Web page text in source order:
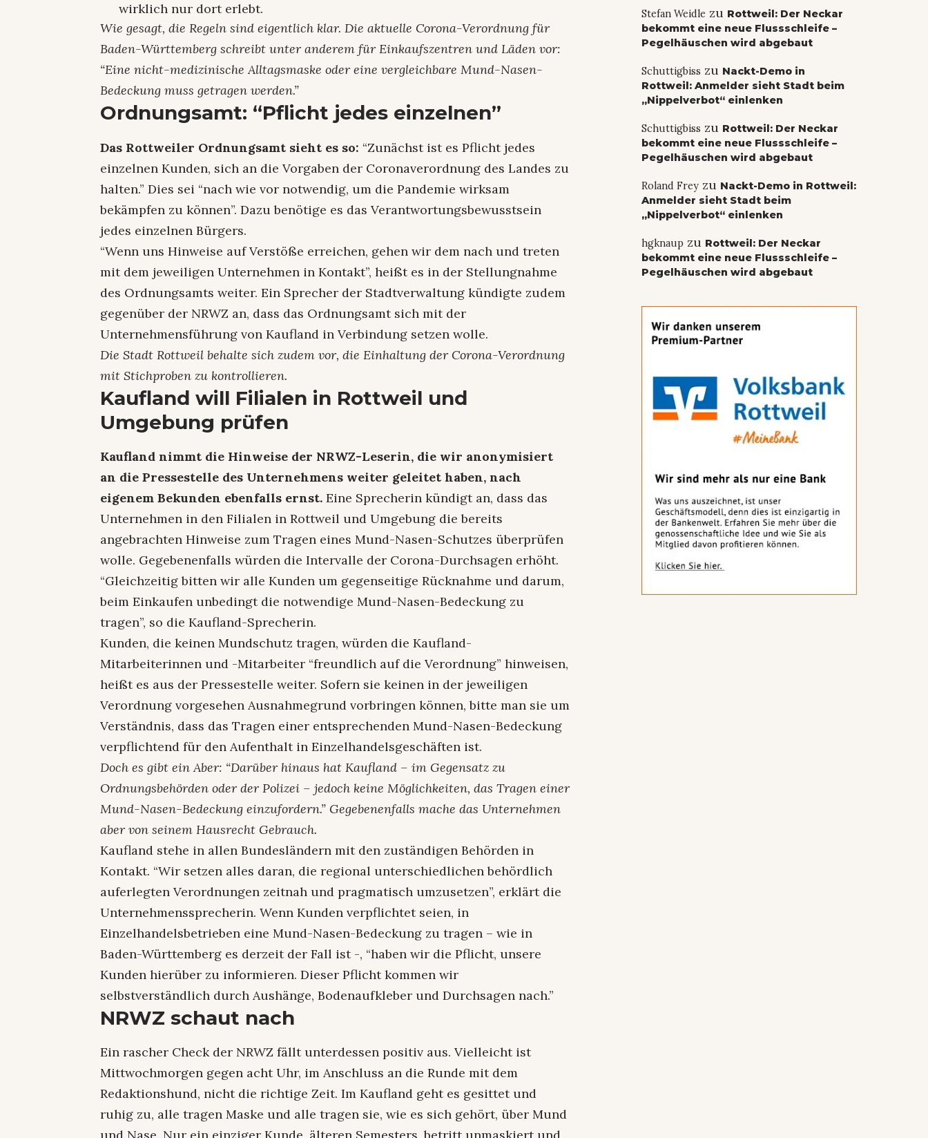
wirklich nur dort erlebt.
Wie gesagt, die Regeln sind eigentlich klar. Die aktuelle Corona-Verordnung für
Baden-Württemberg schreibt unter anderem für Einkaufszentren und Läden vor:
“Eine nicht-medizinische Alltagsmaske oder eine vergleichbare Mund-Nasen-
Bedeckung muss getragen werden.”
Ordnungsamt: “Pflicht jedes einzelnen”
Das Rottweiler Ordnungsamt sieht es so: “Zunächst ist es Pflicht jedes
einzelnen Kunden, sich an die Vorgaben der Coronaverordnung des Landes zu
halten.” Dies sei “nach wie vor notwendig, um die Pandemie wirksam
bekämpfen zu können”. Dazu benötige es das Verantwortungsbewusstsein
jedes einzelnen Bürgers.
“Wenn uns Hinweise auf Verstöße erreichen, gehen wir dem nach und treten
mit dem jeweiligen Unternehmen in Kontakt”, heißt es in der Stellungnahme
des Ordnungsamts weiter. Ein Sprecher der Stadtverwaltung kündigte zudem
gegenüber der NRWZ an, dass das Ordnungsamt sich mit der
Unternehmensführung von Kaufland in Verbindung setzen wolle.
Die Stadt Rottweil behalte sich zudem vor, die Einhaltung der Corona-Verordnung
mit Stichproben zu kontrollieren.
Kaufland will Filialen in Rottweil und
Umgebung prüfen
Kaufland nimmt die Hinweise der NRWZ-Leserin, die wir anonymisiert
an die Pressestelle des Unternehmens weiter geleitet haben, nach
eigenem Bekunden ebenfalls ernst.Eine Sprecherin kündigt an, dass das
Unternehmen in den Filialen in Rottweil und Umgebung die bereits
angebrachten Hinweise zum Tragen eines Mund-Nasen-Schutzes überprüfen
wolle. Gegebenenfalls würden die Intervalle der Corona-Durchsagen erhöht.
“Gleichzeitig bitten wir alle Kunden um gegenseitige Rücknahme und darum,
beim Einkaufen unbedingt die notwendige Mund-Nasen-Bedeckung zu
tragen”, so die Kaufland-Sprecherin.
Kunden, die keinen Mundschutz tragen, würden die Kaufland-
Mitarbeiterinnen und -Mitarbeiter “freundlich auf die Verordnung” hinweisen,
heißt es aus der Pressestelle weiter. Sofern sie keinen in der jeweiligen
Verordnung vorgesehen Ausnahmegrund vorbringen können, bitte man sie um
Verständnis, dass das Tragen einer entsprechenden Mund-Nasen-Bedeckung
verpflichtend für den Aufenthalt in Einzelhandelsgeschäften ist.
Doch es gibt ein Aber: “Darüber hinaus hat Kaufland – im Gegensatz zu
Ordnungsbehörden oder der Polizei – jedoch keine Möglichkeiten, das Tragen einer
Mund-Nasen-Bedeckung einzufordern.” Gegebenenfalls mache das Unternehmen
aber von seinem Hausrecht Gebrauch.
Kaufland stehe in allen Bundesländern mit den zuständigen Behörden in
Kontakt. “Wir setzen alles daran, die regional unterschiedlichen behördlich
auferlegten Verordnungen zeitnah und pragmatisch umzusetzen”, erklärt die
Unternehmenssprecherin. Wenn Kunden verpflichtet seien, in
Einzelhandelsbetrieben eine Mund-Nasen-Bedeckung zu tragen – wie in
Baden-Württemberg es derzeit der Fall ist -, “haben wir die Pflicht, unsere
Kunden hierüber zu informieren. Dieser Pflicht kommen wir
selbstverständlich durch Aushänge, Bodenaufkleber und Durchsagen nach.”
NRWZ schaut nach
Ein rascher Check der NRWZ fällt unterdessen positiv aus. Vielleicht ist
Mittwochmorgen gegen acht Uhr, im Anschluss an die Runde mit dem
Redaktionshund, nicht die richtige Zeit. Im Kaufland geht es gesittet und
ruhig zu, alle tragen Maske und alle tragen sie, wie es sich gehört, über Mund
Stefan Weidle zu Rottweil: Der Neckar
bekommt eine neue Flussschleife –
Pegelhäuschen wird abgebaut
Schuttigbiss zu Nackt-Demo in
Rottweil: Anmelder sieht Stadt beim
„Nippelverbot“ einlenken
Schuttigbiss zu Rottweil: Der Neckar
bekommt eine neue Flussschleife –
Pegelhäuschen wird abgebaut
Roland Freyzu Nackt-Demo in Rottweil:
Anmelder sieht Stadt beim
„Nippelverbot“ einlenken
hgknaupzu Rottweil: Der Neckar
bekommt eine neue Flussschleife –
Pegelhäuschen wird abgebaut